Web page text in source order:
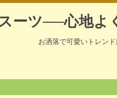
ーツ──心地よ
お洒落で可愛いトレン